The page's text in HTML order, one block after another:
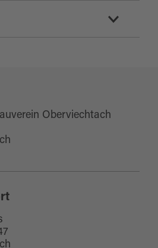
Oberviechtach